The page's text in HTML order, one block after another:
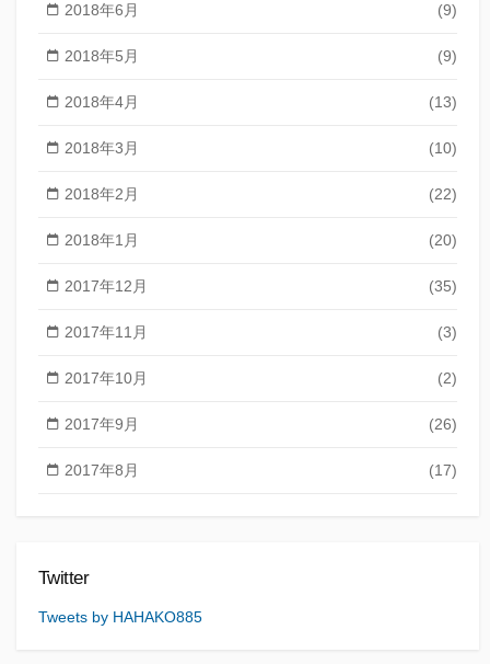
2018年6月 (9)
2018年5月 (9)
2018年4月 (13)
2018年3月 (10)
2018年2月 (22)
2018年1月 (20)
2017年12月 (35)
2017年11月 (3)
2017年10月 (2)
2017年9月 (26)
2017年8月 (17)
Twitter
Tweets by HAHAKO885